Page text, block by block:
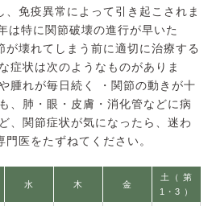
、免疫異常によって引き起こされま
は特に関節破壊の進行が早いた
が壊れてしまう前に適切に治療する
症状は次のようなものがありま
腫れが毎日続く ・関節の動きが十
、肺・眼・皮膚・消化管などに病
、関節症状が気になったら、迷わ
医をたずねてください。
水 木 金
土（ 第
1・3 ）